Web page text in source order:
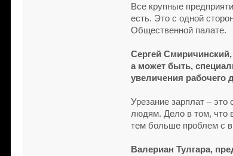
Все крупные
есть. Это с одной
Общественной палате.
Сергей
а может быть,
увеличения рабочего
Урезание зарплат –
людям. Дело в том, что
тем больше проблем с
Валериан Тулгара,